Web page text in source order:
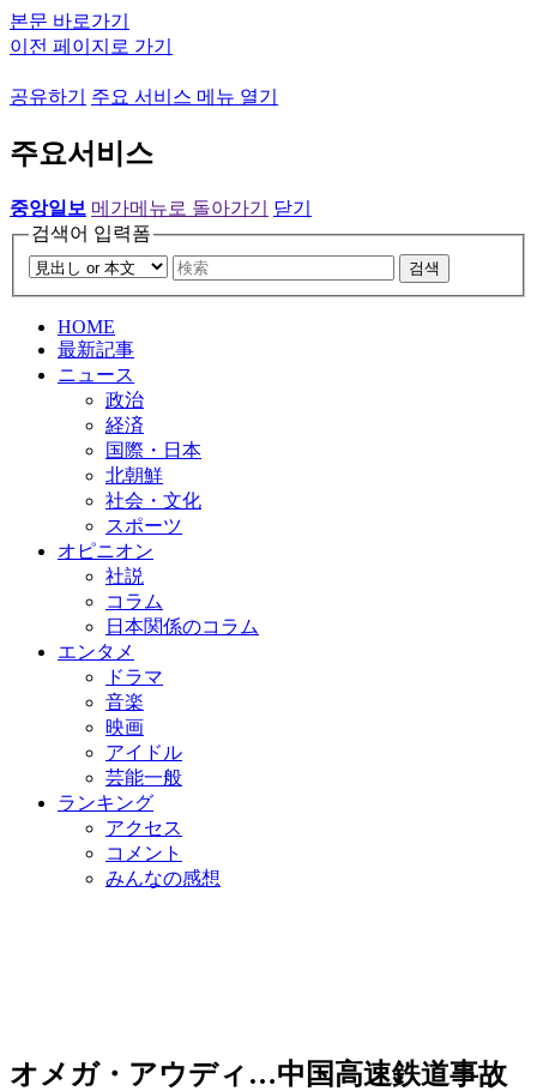
본문 바로가기
이전 페이지로 가기
공유하기 주요 서비스 메뉴 열기
주요서비스
중앙일보 메가메뉴로 돌아가기
닫기
검색어 입력폼
검색
HOME
最新記事
ニュース
政治
経済
国際・日本
北朝鮮
社会・文化
スポーツ
オピニオン
社説
コラム
日本関係のコラム
エンタメ
ドラマ
音楽
映画
アイドル
芸能一般
ランキング
アクセス
コメント
みんなの感想
オメガ・アウディ…中国高速鉄道事故